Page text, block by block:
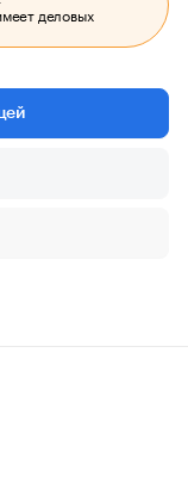
деловых